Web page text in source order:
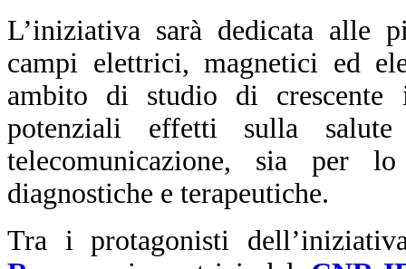
L’iniziativa sarà dedicata alle
campi elettrici, magnetici ed
ambito di studio di crescente
potenziali effetti sulla
telecomunicazione, sia per
diagnostiche e terapeutiche.
Tra i protagonisti